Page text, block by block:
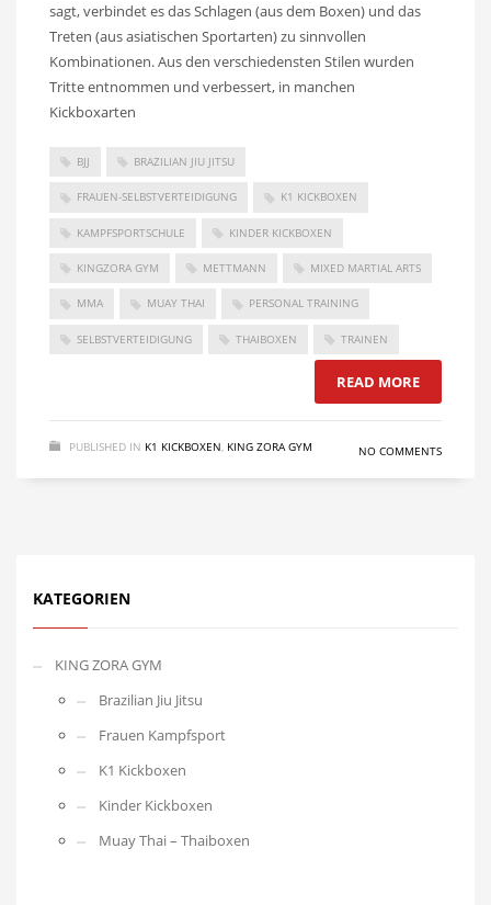
sagt, verbindet es das Schlagen (aus dem Boxen) und das
Treten (aus asiatischen Sportarten) zu sinnvollen
Kombinationen. Aus den verschiedensten Stilen wurden
Tritte entnommen und verbessert, in manchen
Kickboxarten
BJJ BRAZILIAN JIU JITSU
FRAUEN-SELBSTVERTEIDIGUNG K1 KICKBOXEN
KAMPFSPORTSCHULE KINDER KICKBOXEN
KINGZORA GYM METTMANN MIXED MARTIAL ARTS
MMA MUAY THAI PERSONAL TRAINING
SELBSTVERTEIDIGUNG THAIBOXEN TRAINEN
READ MORE
PUBLISHED IN K1 KICKBOXEN, KING ZORA GYM NO COMMENTS
KATEGORIEN
KING ZORA GYM
Brazilian Jiu Jitsu
Frauen Kampfsport
K1 Kickboxen
Kinder Kickboxen
Muay Thai – Thaiboxen